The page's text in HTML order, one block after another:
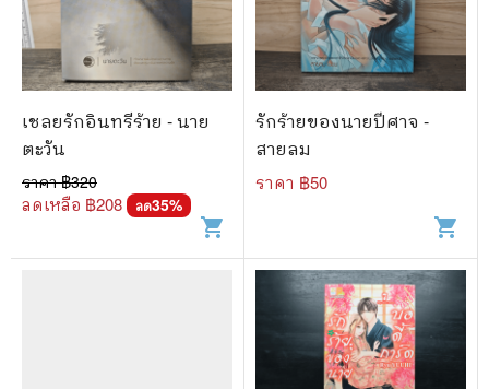
เชลยรักอินทรีร้าย - นาย
ตะวัน
ราคา ฿320
ลดเหลือ ฿208 ลด35%
shopping_cart
รักร้ายของนายปีศาจ -
สายลม
ราคา ฿50
shopping_cart